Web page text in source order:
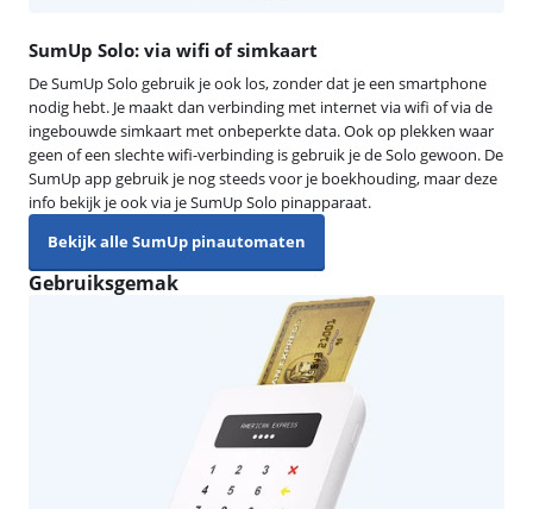
SumUp Solo: via wifi of simkaart
De SumUp Solo gebruik je ook los, zonder dat je een smartphone
nodig hebt. Je maakt dan verbinding met internet via wifi of via de
ingebouwde simkaart met onbeperkte data. Ook op plekken waar
geen of een slechte wifi-verbinding is gebruik je de Solo gewoon. De
SumUp app gebruik je nog steeds voor je boekhouding, maar deze
info bekijk je ook via je SumUp Solo pinapparaat.
Bekijk alle SumUp pinautomaten
Gebruiksgemak